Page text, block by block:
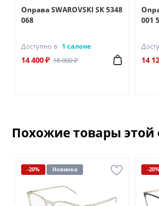
Оправа SWAROVSKI SK 5348
068
Доступно в 1 салоне
14 400 ₽ 18 000 ₽
001
14
Похожие товары
-20% Новинка -20%